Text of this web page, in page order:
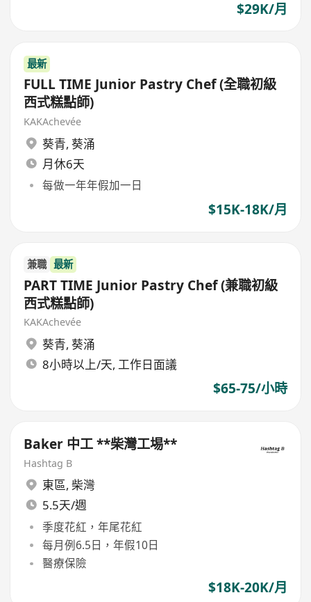
$29K/月
最新
FULL TIME Junior Pastry Chef (全職初級
西式糕點師)
KAKAchevée
葵青, 葵涌
月休6天
每做一年年假加一日
$15K-18K/月
兼職 最新
PART TIME Junior Pastry Chef (兼職初級
西式糕點師)
KAKAchevée
葵青, 葵涌
8小時以上/天, 工作日面議
$65-75/小時
Baker 中工 **柴灣工埸**
Hashtag B
東區, 柴灣
5.5天/週
季度花紅，年尾花紅
每月例6.5日，年假10日
醫療保險
$18K-20K/月